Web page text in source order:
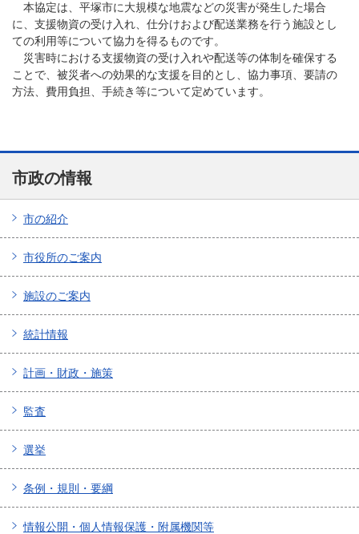
本協定は、平塚市に大規模な地震などの災害が発生した場合
に、支援物資の受け入れ、仕分けおよび配送業務を行う施設とし
ての利用等について協力を得るものです。
災害時における支援物資の受け入れや配送等の体制を確保する
ことで、被災者への効果的な支援を目的とし、協力事項、要請の
方法、費用負担、手続き等について定めています。
市政の情報
市の紹介
市役所のご案内
施設のご案内
統計情報
計画・財政・施策
監査
選挙
条例・規則・要綱
情報公開・個人情報保護・附属機関等